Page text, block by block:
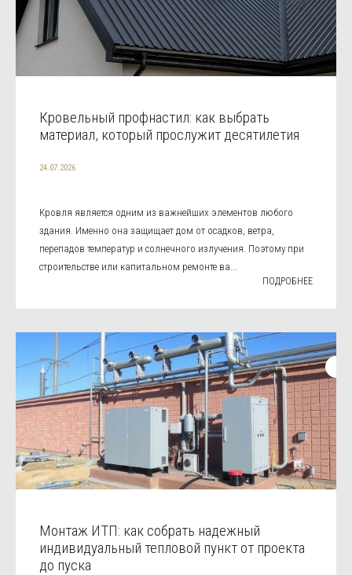
Кровельный профнастил: как выбрать
материал, который прослужит десятилетия
24.07.2026
Кровля является одним из важнейших элементов любого
здания. Именно она защищает дом от осадков, ветра,
перепадов температур и солнечного излучения. Поэтому при
строительстве или капитальном ремонте ва...
ПОДРОБНЕЕ
Монтаж ИТП: как собрать надежный
индивидуальный тепловой пункт от проекта
до пуска